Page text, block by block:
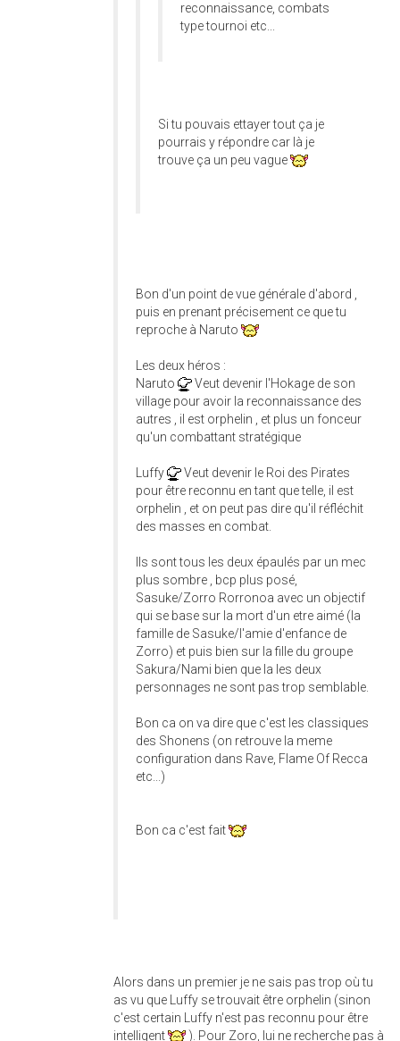
reconnaissance, combats
type tournoi etc...
Si tu pouvais ettayer tout ça je
pourrais y répondre car là je
trouve ça un peu vague
Bon d'un point de vue générale d'abord ,
puis en prenant précisement ce que tu
reproche à Naruto
Les deux héros :
Naruto
Veut devenir l'Hokage de son
village pour avoir la reconnaissance des
autres , il est orphelin , et plus un fonceur
qu'un combattant stratégique
Luffy
Veut devenir le Roi des Pirates
pour être reconnu en tant que telle, il est
orphelin , et on peut pas dire qu'il réfléchit
des masses en combat.
Ils sont tous les deux épaulés par un mec
plus sombre , bcp plus posé,
Sasuke/Zorro Rorronoa avec un objectif
qui se base sur la mort d'un etre aimé (la
famille de Sasuke/l'amie d'enfance de
Zorro) et puis bien sur la fille du groupe
Sakura/Nami bien que la les deux
personnages ne sont pas trop semblable.
Bon ca on va dire que c'est les classiques
des Shonens (on retrouve la meme
configuration dans Rave, Flame Of Recca
etc...)
Bon ca c'est fait
Alors dans un premier je ne sais pas trop où tu
as vu que Luffy se trouvait être orphelin (sinon
c'est certain Luffy n'est pas reconnu pour être
intelligent
). Pour Zoro, lui ne recherche pas à